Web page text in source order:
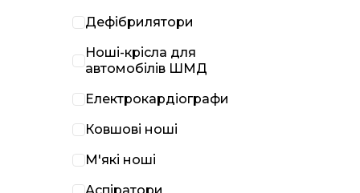
Дефібрилятори
Ноші-крісла для
автомобілів ШМД
Електрокардіографи
Ковшові ноші
М'які ноші